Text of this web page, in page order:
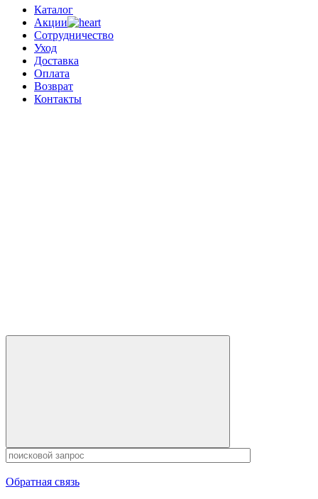
Каталог
Акции
Сотрудничество
Уход
Доставка
Оплата
Возврат
Контакты
Обратная связь